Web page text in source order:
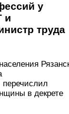
у
и
труда
перечислил
в декрете